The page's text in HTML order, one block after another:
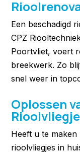
Een beschadigd
CPZ
Poortvliet, voert
breekwerk. Zo
snel weer in
Oplossen
Heeft u te
rioolvliegjes in